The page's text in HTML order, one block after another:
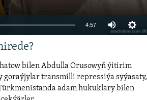
4:57
480p
bilen Abdulla Orusowyň ýitirim
transmilli repressiýa syýasaty,
adam hukuklary bilen